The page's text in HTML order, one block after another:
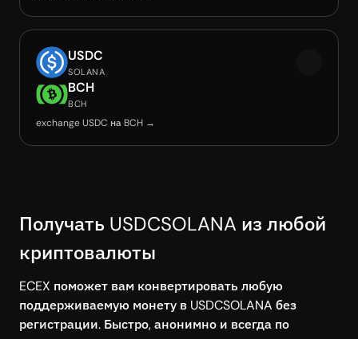
USDC
SOLANA
BCH
BCH
exchange USDC на BCH →
Получать USDCSOLANA из любой
криптовалюты
ECEX поможет вам конвертировать любую
поддерживаемую монету в USDCSOLANA без
регистрации. Быстро, анонимно и всегда по